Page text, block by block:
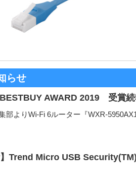
らせ
AWARD 2019 受賞続
部よりWi-Fi 6ルーター『WXR-
】Trend Micro USB